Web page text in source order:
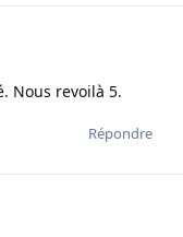
Nous revoilà 5.
Répondre